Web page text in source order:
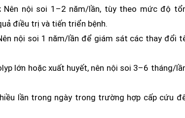
Nên nội soi 1–2 năm/lần, tùy theo mức độ
điều trị và tiến triển bệnh.
nội soi 1 năm/lần để giám sát các thay đổi
lớn hoặc xuất huyết, nên nội soi 3–6 tháng/
lần trong ngày trong trường hợp cấp cứu